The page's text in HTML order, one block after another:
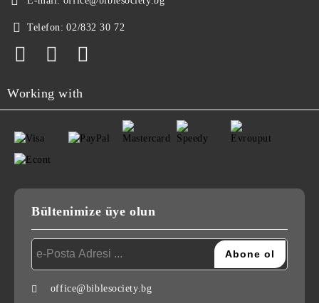
Telefon: 02/832 30 72
Working with
Bültenimize üye olun
office@biblesociety.bg